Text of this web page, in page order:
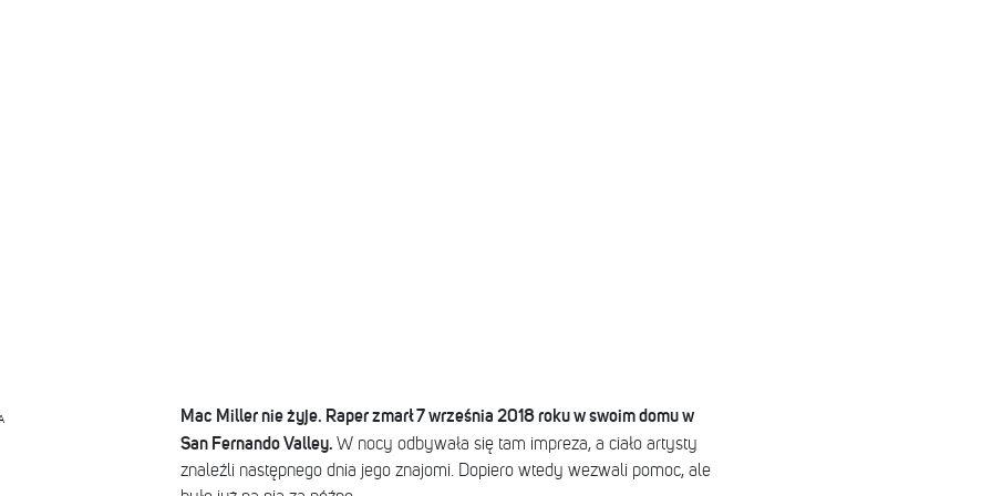
Mac Miller nie żyje. Raper zmarł 7 września 2018 roku w swoim domu w
San Fernando Valley. W nocy odbywała się tam impreza, a ciało artysty
znaleźli następnego dnia jego znajomi. Dopiero wtedy wezwali pomoc, ale